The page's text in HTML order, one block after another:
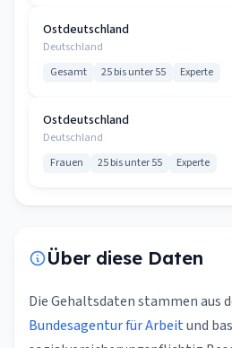
Ostdeutschland
Deutschland
Gesamt 25 bis unter 55 Experte
Ostdeutschland
Deutschland
Frauen 25 bis unter 55 Experte
Über diese Daten
Die Gehaltsdaten stammen aus
Bundesagentur für Arbeitund